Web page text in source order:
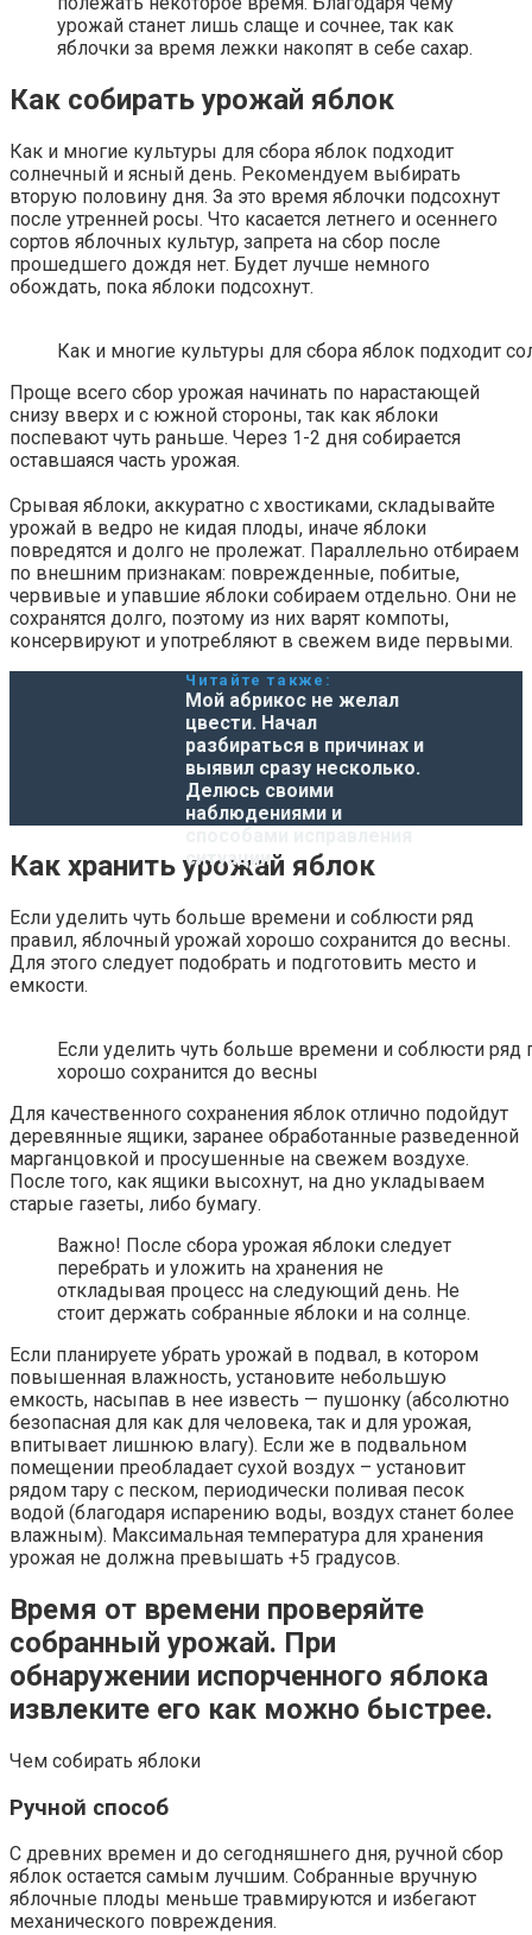
урожай станет лишь слаще и сочнее, так как
яблочки за время лежки накопят в себе сахар.
Как собирать урожай яблок
Как и многие культуры для сбора яблок подходит
солнечный и ясный день. Рекомендуем выбирать
вторую половину дня. За это время яблочки подсохнут
после утренней росы. Что касается летнего и осеннего
сортов яблочных культур, запрета на сбор после
прошедшего дождя нет. Будет лучше немного
обождать, пока яблоки подсохнут.
Как и многие культуры для сбора яблок подходит
Проще всего сбор урожая начинать по нарастающей
снизу вверх и с южной стороны, так как яблоки
поспевают чуть раньше. Через 1-2 дня собирается
оставшаяся часть урожая.
Срывая яблоки, аккуратно с хвостиками, складывайте
урожай в ведро не кидая плоды, иначе яблоки
повредятся и долго не пролежат. Параллельно отбираем
по внешним признакам: поврежденные, побитые,
червивые и упавшие яблоки собираем отдельно. Они не
сохранятся долго, поэтому из них варят компоты,
консервируют и употребляют в свежем виде первыми.
Читайте также:
Мой абрикос не желал
цвести. Начал
разбираться в причинах и
выявил сразу несколько.
Делюсь своими
наблюдениями и
ситуации
Как хранить урожай яблок
Если уделить чуть больше времени и соблюсти ряд
правил, яблочный урожай хорошо сохранится до весны.
Для этого следует подобрать и подготовить место и
емкости.
Если уделить чуть больше времени и соблюсти ряд
хорошо сохранится до весны
Для качественного сохранения яблок отлично подойдут
деревянные ящики, заранее обработанные разведенной
марганцовкой и просушенные на свежем воздухе.
После того, как ящики высохнут, на дно укладываем
старые газеты, либо бумагу.
Важно! После сбора урожая яблоки следует
перебрать и уложить на хранения не
откладывая процесс на следующий день. Не
стоит держать собранные яблоки и на солнце.
Если планируете убрать урожай в подвал, в котором
повышенная влажность, установите небольшую
емкость, насыпав в нее известь — пушонку (абсолютно
безопасная для как для человека, так и для урожая,
впитывает лишнюю влагу). Если же в подвальном
помещении преобладает сухой воздух – установит
рядом тару с песком, периодически поливая песок
водой (благодаря испарению воды, воздух станет более
влажным). Максимальная температура для хранения
урожая не должна превышать +5 градусов.
Время от времени проверяйте
собранный урожай. При
обнаружении испорченного яблока
извлеките его как можно быстрее.
Чем собирать яблоки
Ручной способ
С древних времен и до сегодняшнего дня, ручной сбор
яблок остается самым лучшим. Собранные вручную
яблочные плоды меньше травмируются и избегают
механического повреждения.